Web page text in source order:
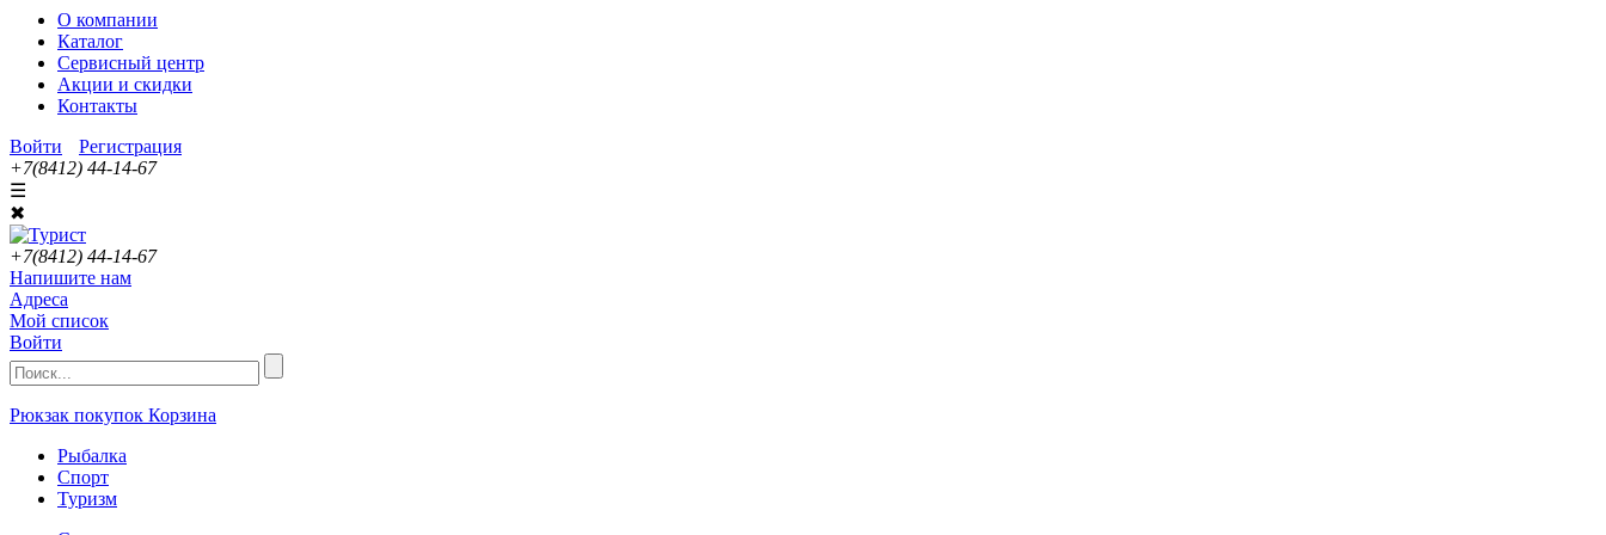
О компании
Каталог
Сервисный центр
Акции и скидки
Контакты
Войти
Регистрация
+7(8412) 44-14-67
☰
✖
+7(8412) 44-14-67
Напишите нам
Адреса
Мой список
Войти
Рюкзак покупок Корзина
Рыбалка
Спорт
Туризм